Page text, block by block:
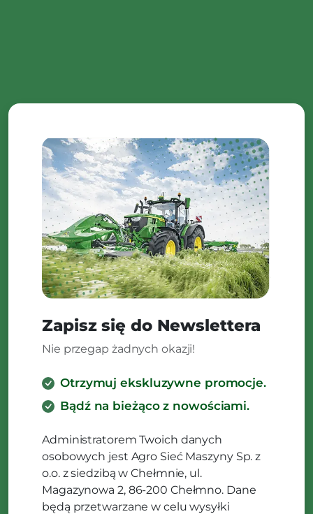
Zapisz się do Newslettera
Nie przegap żadnych okazji!
Otrzymuj ekskluzywne promocje.
Bądź na bieżąco z nowościami.
Administratorem Twoich danych
osobowych jest Agro Sieć Maszyny Sp. z
o.o. z siedzibą w Chełmnie, ul.
Magazynowa 2, 86-200 Chełmno. Dane
będą przetwarzane w celu wysyłki